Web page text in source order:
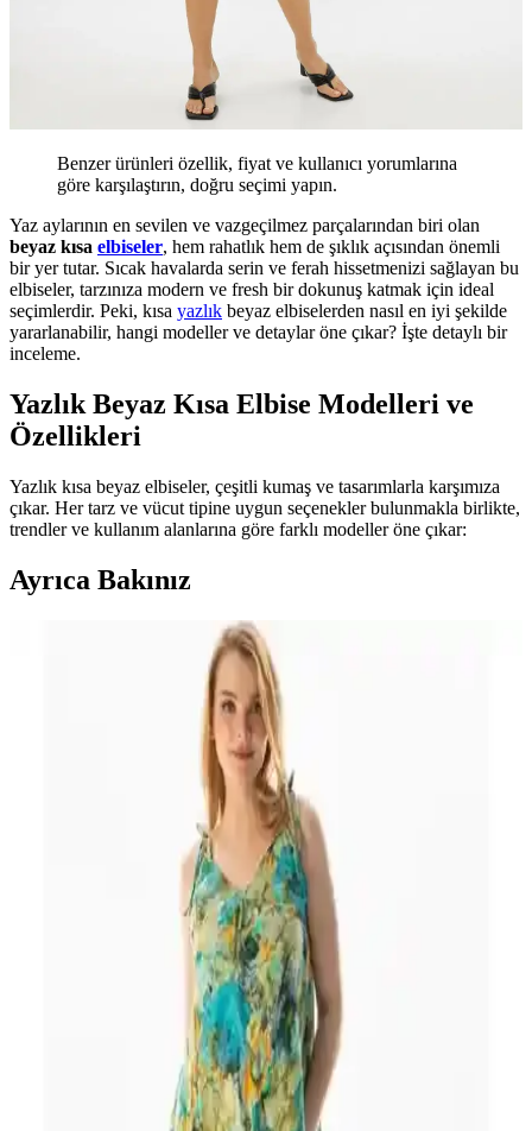
Benzer ürünleri özellik, fiyat ve kullanıcı yorumlarına
göre karşılaştırın, doğru seçimi yapın.
Yaz aylarının en sevilen ve vazgeçilmez parçalarından biri olan
beyaz kısa elbiseler, hem rahatlık hem de şıklık açısından önemli
bir yer tutar. Sıcak havalarda serin ve ferah hissetmenizi sağlayan bu
elbiseler, tarzınıza modern ve fresh bir dokunuş katmak için ideal
seçimlerdir. Peki, kısa yazlık beyaz elbiselerden nasıl en iyi şekilde
yararlanabilir, hangi modeller ve detaylar öne çıkar? İşte detaylı bir
inceleme.
Yazlık Beyaz Kısa Elbise Modelleri ve
Özellikleri
Yazlık kısa beyaz elbiseler, çeşitli kumaş ve tasarımlarla karşımıza
çıkar. Her tarz ve vücut tipine uygun seçenekler bulunmakla birlikte,
trendler ve kullanım alanlarına göre farklı modeller öne çıkar:
Ayrıca Bakınız
Yazlık Elbise Modelleri 2024: Şıklık ve Konforu Bir
Arada Sunan Trendler
Yazlık elbise modelleri hafif, nefes alabilir kumaşlar ve canlı
desenlerle dolu. Günlük ve özel etkinlikler için uygun, şık ve rahat
seçenekler hakkında detaylar içerir.
Açık Elbiseler Modası: Yaz Ayları İçin Şık ve Rahat
Yaz aylarında popüler olan omzu açık ve sırtı açık elbise modelleri,
şıklık ve konforu bir arada sunuyor. Farklı tasarımlar ve stil
önerileriyle tarzınıza şıklık katın.
Edela Boyundan Askılı Mini Elbise 5022: Modern
ve Şık Yazlık Parti Kıyafeti
Edela markasının askılı mini elbisesi, rahat ve şık tasarımıyla gece
etkinlikleri ve partiler için ideal, hafif ve hareket özgürlüğü sunan